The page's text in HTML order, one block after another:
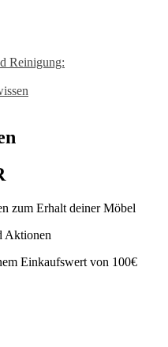
Reinigung:
zum Erhalt deiner Möbel
Aktionen
Einkaufswert von 100€